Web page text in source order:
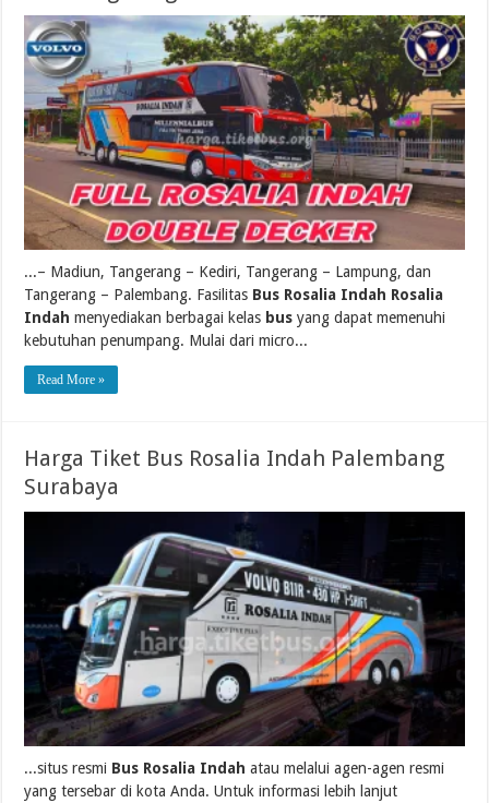
...– Madiun, Tangerang – Kediri, Tangerang – Lampung, dan
Tangerang – Palembang. Fasilitas Bus Rosalia Indah Rosalia
Indah menyediakan berbagai kelas bus yang dapat memenuhi
kebutuhan penumpang. Mulai dari micro...
Read More »
Harga Tiket Bus Rosalia Indah Palembang
Surabaya
...situs resmi Bus Rosalia Indah atau melalui agen-agen resmi
yang tersebar di kota Anda. Untuk informasi lebih lanjut